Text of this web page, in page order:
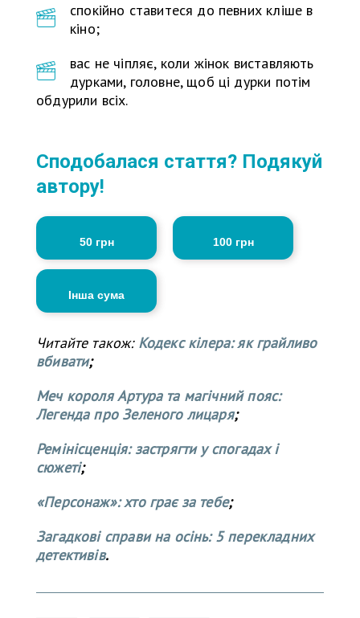
спокійно ставитеся до певних кліше в
кіно;
вас не чіпляє, коли жінок виставляють
дурками, головне, щоб ці дурки потім
обдурили всіх.
Сподобалася стаття? Подякуй
автору!
50 грн 100 грн
Інша сума
Читайте також: Кодекс кілера: як грайливо
вбивати;
Меч короля Артура та магічний пояс:
Легенда про Зеленого лицаря;
Ремінісценція: застрягти у спогадах і
сюжеті;
«Персонаж»: хто грає за тебе;
Загадкові справи на осінь: 5 перекладних
детективів.